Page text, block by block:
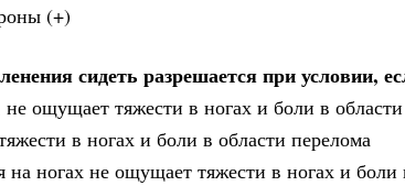
(+)
сидеть разрешается при условии,
ощущает тяжести в ногах и боли в
в ногах и боли в области перелома
на ногах не ощущает тяжести в ногах и боли